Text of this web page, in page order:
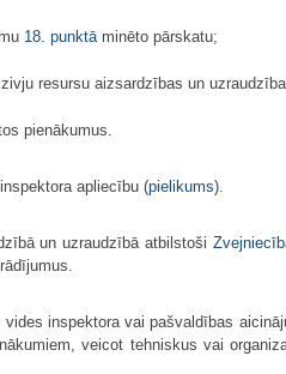
18. punktā minēto pārskatu;
resursu aizsardzības un
pienākumus.
apliecību (pielikums).
un uzraudzībā atbilstoši
inspektora vai pašvaldības
veicot tehniskus vai